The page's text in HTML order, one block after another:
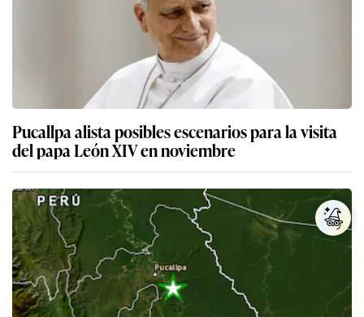
Pucallpa alista posibles escenarios para la visita
del papa León XIV en noviembre